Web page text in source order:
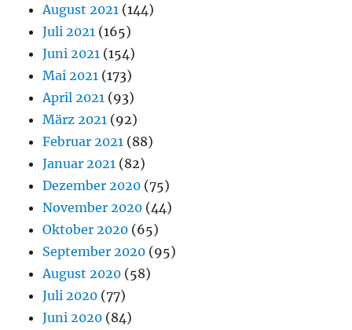
August 2021 (144)
Juli 2021 (165)
Juni 2021 (154)
Mai 2021 (173)
April 2021 (93)
März 2021 (92)
Februar 2021 (88)
Januar 2021 (82)
Dezember 2020 (75)
November 2020 (44)
Oktober 2020 (65)
September 2020 (95)
August 2020 (58)
Juli 2020 (77)
Juni 2020 (84)